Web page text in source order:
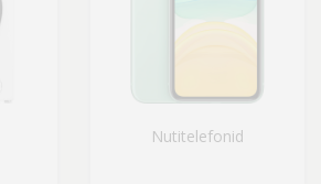
Nutitelefonid